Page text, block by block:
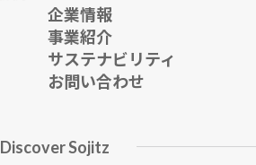
企業情報
事業紹介
サステナビリティ
お問い合わせ
Discover Sojitz